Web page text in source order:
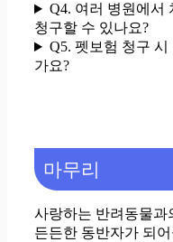
Q4. 여러 병원에서
청구할 수 있나요?
Q5. 펫보험 청구
가요?
마무리
사랑하는 반려동물과
든든한 동반자가 되